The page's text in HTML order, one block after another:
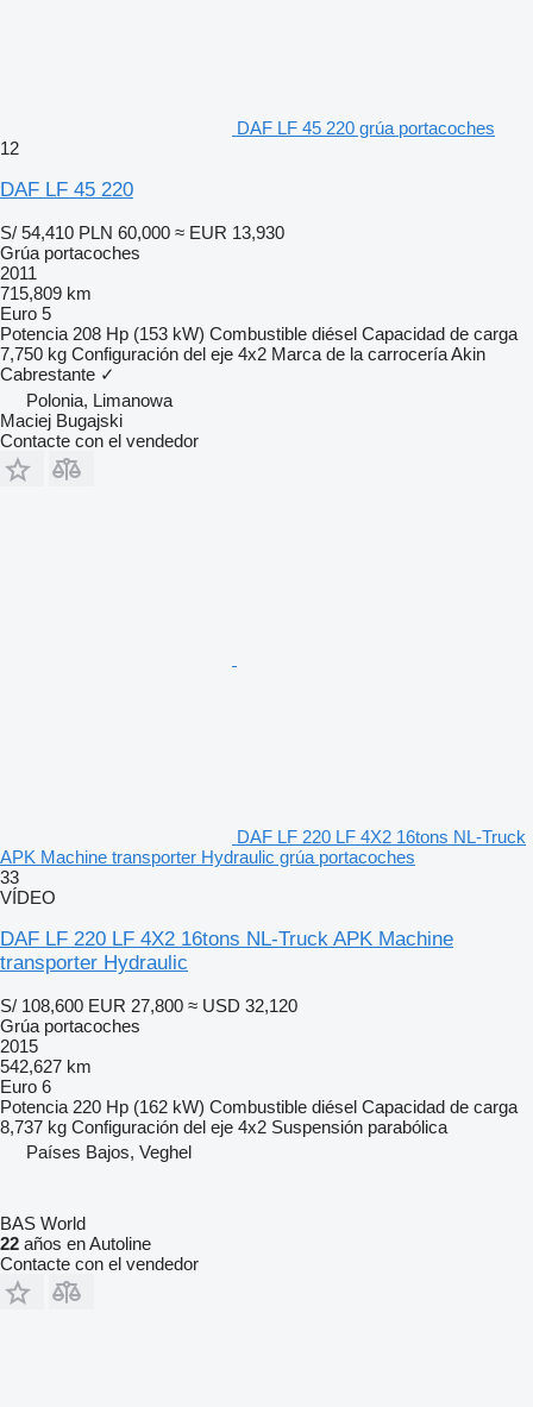
DAF LF 45 220 grúa portacoches
12
DAF LF 45 220
S/ 54,410 PLN 60,000 ≈ EUR 13,930
Grúa portacoches
2011
715,809 km
Euro 5
Potencia 208 Hp (153 kW) Combustible diésel Capacidad de carga
7,750 kg Configuración del eje 4x2 Marca de la carroceríaAkin
Cabrestante ✓
Polonia, Limanowa
Maciej Bugajski
Contacte con el vendedor
DAF LF 220 LF 4X2 16tons NL-Truck
APK Machine transporter Hydraulic grúa portacoches
33
VÍDEO
DAF LF 220 LF 4X2 16tons NL-Truck APK Machine
transporter Hydraulic
S/ 108,600 EUR 27,800 ≈ USD 32,120
Grúa portacoches
2015
542,627 km
Euro 6
Potencia 220 Hp (162 kW) Combustible diésel Capacidad de carga
8,737 kg Configuración del eje 4x2 Suspensión parabólica
Países Bajos, Veghel
BAS World
22 años en Autoline
Contacte con el vendedor